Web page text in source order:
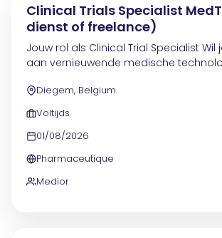
Clinical Trials Specialist
dienst of freelance)
Jouw rol als Clinical Trial Specialist Wil
aan vernieuwende medische
klinische studies binnen een
Diegem, Belgium
Voltijds
01/08/2026
Pharmaceutique
Medior